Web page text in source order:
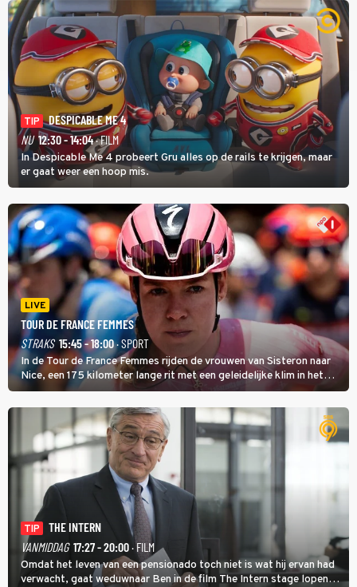
TIP
DESPICABLE ME 4
NU 12:30 - 14:04· FILM
In Despicable Me 4 probeert Gru alles op de rails te krijgen, maar
er gaat weer een hoop mis.
LIVE
TOUR DE FRANCE FEMMES
STRAKS 15:45 - 18:00· SPORT
In de Tour de France Femmes rijden de vrouwen van Sisteron naar
Nice, een 175 kilometer lange rit met een geleidelijke klim in het
midden. Dat is mogelijk niet de zwaarste hindernis, dat is de
temperatuur. Het kan in Nice namelijk bloedheet worden.
TIP
THE INTERN
VANMIDDAG 17:27 - 20:00· FILM
Omdat het leven van een pensionado toch niet is wat hij ervan had
verwacht, gaat weduwnaar Ben in de film The Intern stage lopen